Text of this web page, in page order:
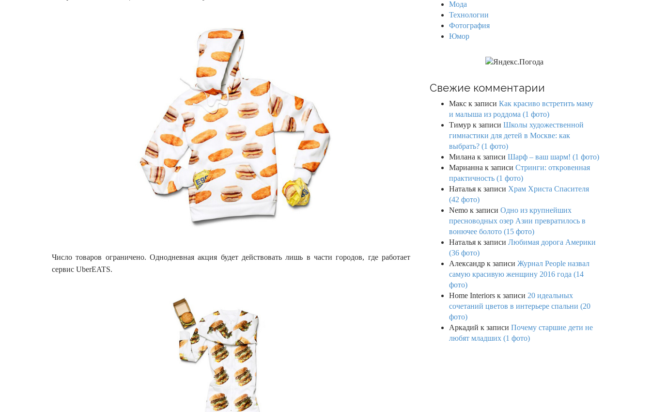
Число товаров ограничено. Однодневная акция будет действовать лишь в части городов, где работает
сервис UberEATS.
Мода
Технологии
Фотография
Юмор
Свежие комментарии
Макс к записи Как красиво встретить маму
и малыша из роддома (1 фото)
Тимур к записи Школы художественной
гимнастики для детей в Москве: как
выбрать? (1 фото)
Милана к записи Шарф – ваш шарм! (1 фото)
Марианна к записи Стринги: откровенная
практичность (1 фото)
Наталья к записи Храм Христа Спасителя
(42 фото)
Nemo к записи Одно из крупнейших
пресноводных озер Азии превратилось в
вонючее болото (15 фото)
Наталья к записи Любимая дорога Америки
(36 фото)
Александр к записи Журнал People назвал
самую красивую женщину 2016 года (14
фото)
Home Interiors к записи 20 идеальных
сочетаний цветов в интерьере спальни (20
фото)
Аркадий к записи Почему старшие дети не
любят младших (1 фото)